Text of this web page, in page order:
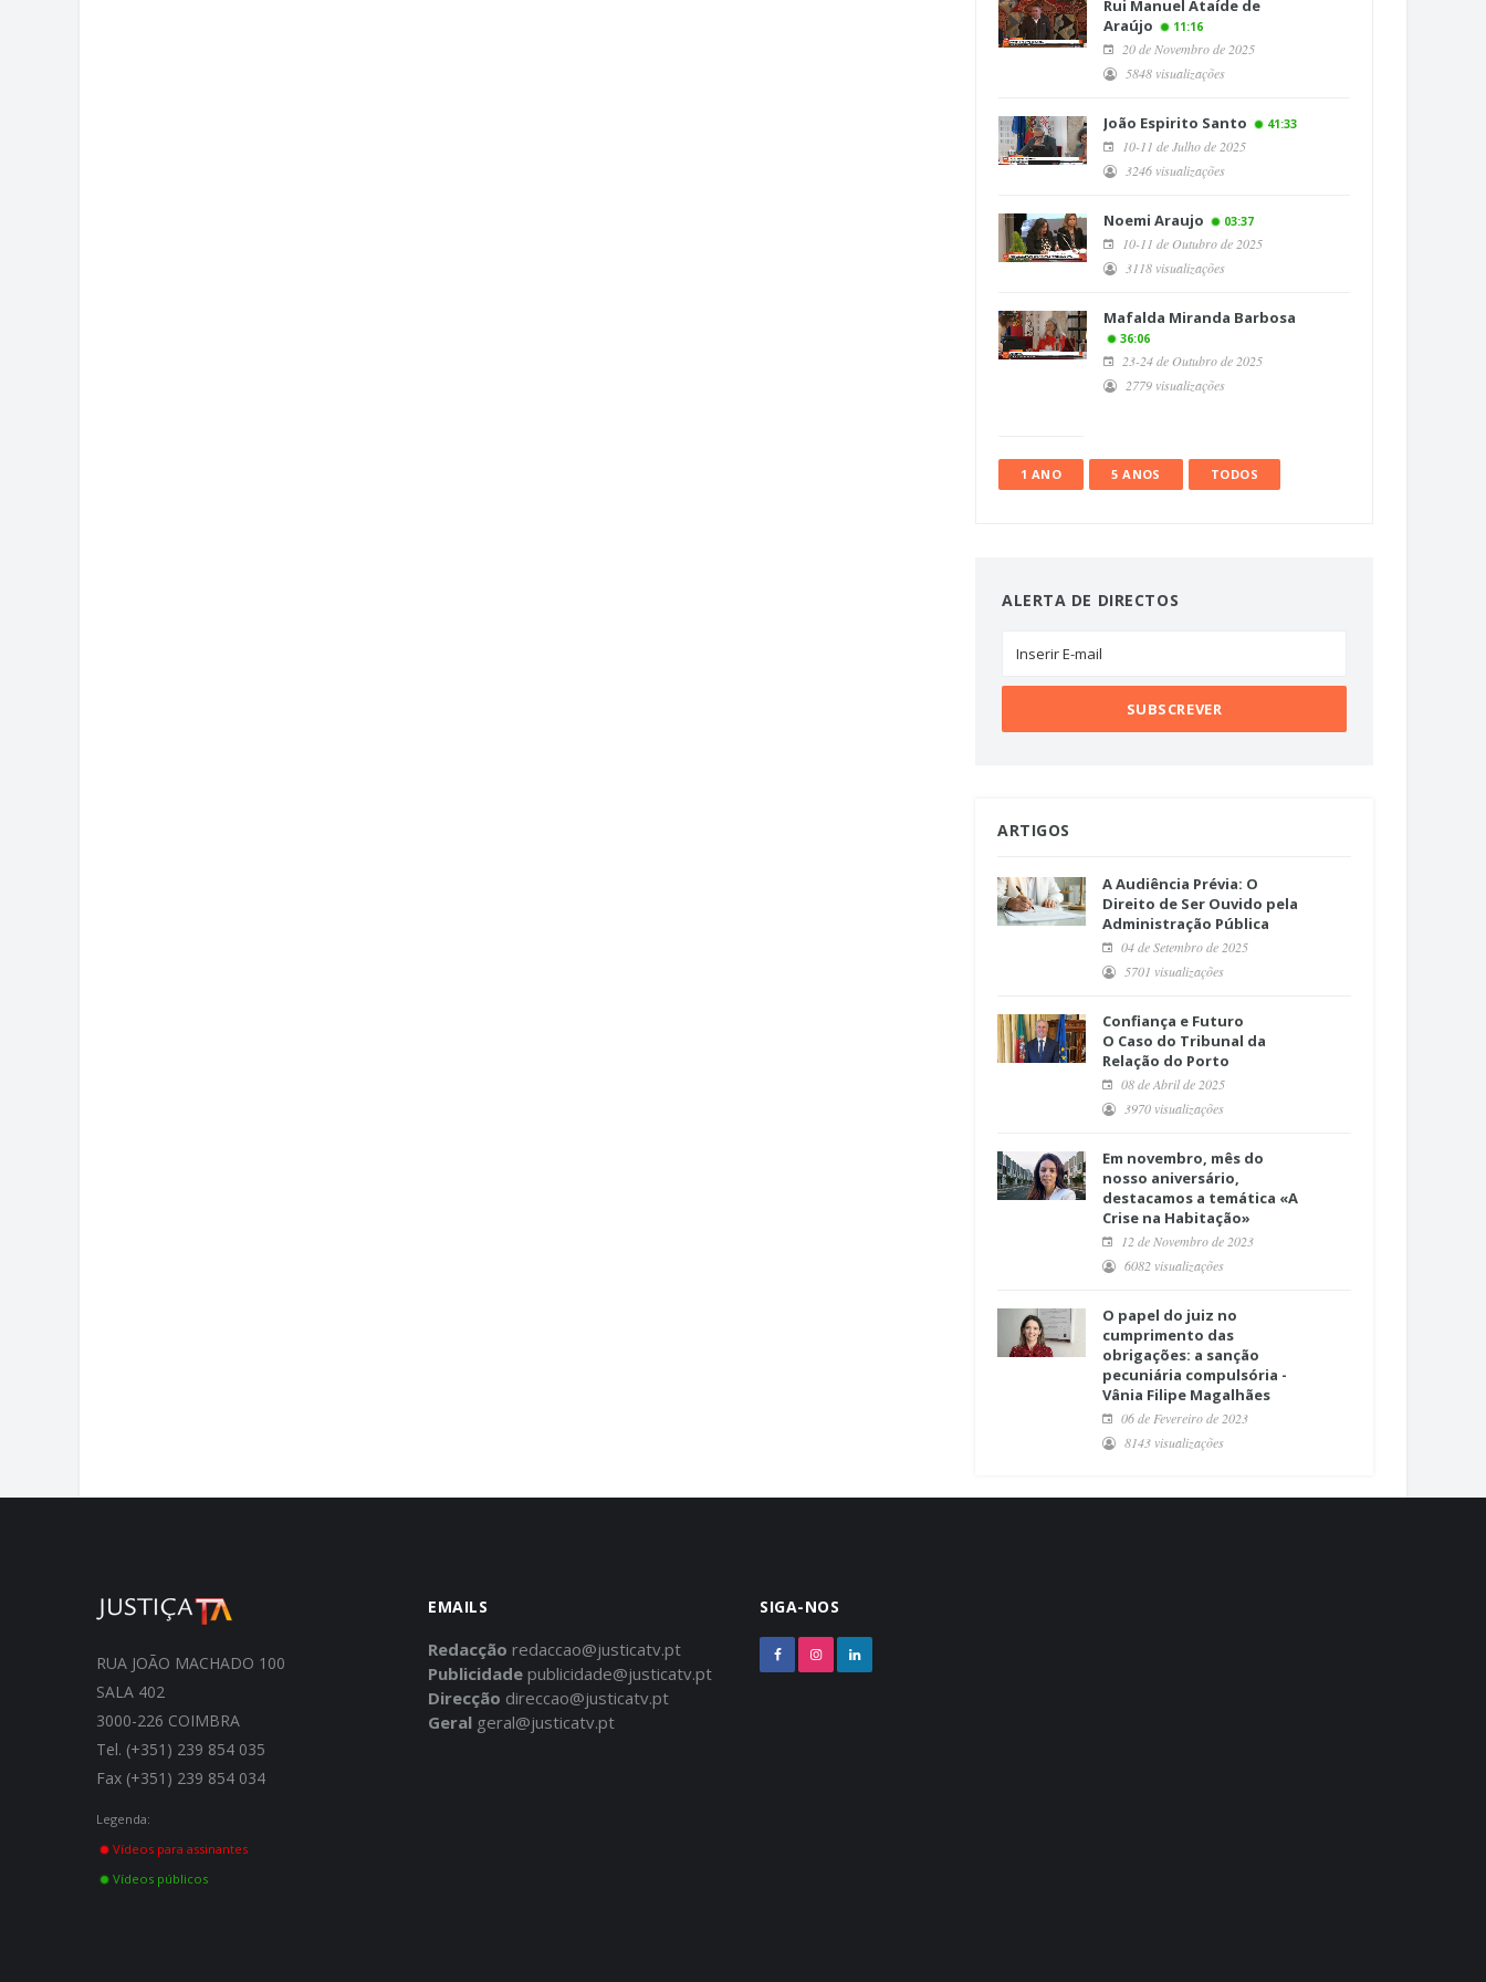
Rui Manuel Ataíde de
Araújo
11:16
20 de Novembro de 2025
5848 visualizações
João Espirito Santo 41:33
10-11 de Julho de 2025
3246 visualizações
Noemi Araujo 03:37
10-11 de Outubro de 2025
3118 visualizações
Mafalda Miranda Barbosa
36:06
23-24 de Outubro de 2025
2779 visualizações
1 ANO 5 ANOS TODOS
ALERTA DE DIRECTOS
ARTIGOS
A Audiência Prévia: O
Direito de Ser Ouvido pela
Administração Pública
04 de Setembro de 2025
5701 visualizações
Confiança e Futuro
O Caso do Tribunal da
Relação do Porto
08 de Abril de 2025
3970 visualizações
Em novembro, mês do
nosso aniversário,
destacamos a temática «A
Crise na Habitação»
12 de Novembro de 2023
6082 visualizações
O papel do juiz no
cumprimento das
obrigações: a sanção
pecuniária compulsória -
Vânia Filipe Magalhães
06 de Fevereiro de 2023
8143 visualizações
RUA JOÃO MACHADO 100
SALA 402
3000-226 COIMBRA
Tel. (+351) 239 854 035
Fax (+351) 239 854 034
Legenda:
Vídeos para assinantes
Vídeos públicos
EMAILS
Redacção redaccao@justicatv.pt
Publicidade publicidade@justicatv.pt
Direcção direccao@justicatv.pt
Geral geral@justicatv.pt
SIGA-NOS